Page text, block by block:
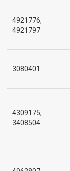
4921776,
4921797
3080401
4309175,
3408504